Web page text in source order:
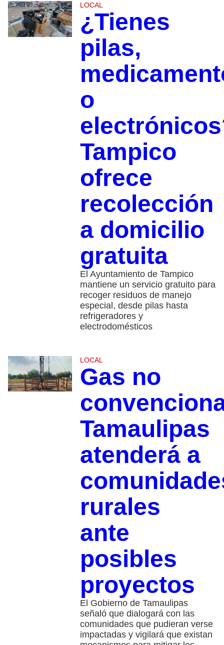
LOCAL
¿Tienes
pilas,
o
Tampico
ofrece
recolección
a domicilio
gratuita
El Ayuntamiento de Tampico
mantiene un servicio gratuito para
recoger residuos de manejo
especial, desde pilas hasta
refrigeradores y
electrodomésticos
LOCAL
Gas no
Tamaulipas
atenderá a
rurales
ante
posibles
proyectos
El Gobierno de Tamaulipas
señaló que dialogará con las
comunidades que pudieran verse
impactadas y vigilará que existan